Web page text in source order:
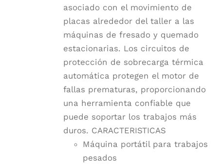
asociado con el movimiento de
placas alrededor del taller a las
máquinas de fresado y quemado
estacionarias. Los circuitos de
protección de sobrecarga térmica
automática protegen el motor de
fallas prematuras, proporcionando
una herramienta confiable que
puede soportar los trabajos más
duros. CARACTERISTICAS
Máquina portátil para trabajos
pesados